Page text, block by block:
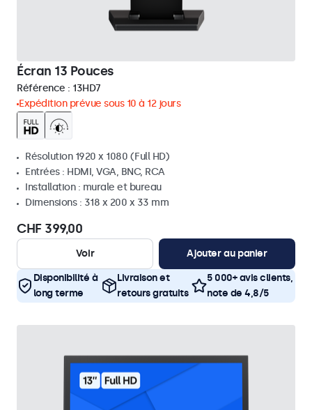
Écran 13 Pouces
Référence : 13HD7
Expédition prévue sous 10 à 12 jours
Résolution 1920 x 1080 (Full HD)
Entrées : HDMI, VGA, BNC, RCA
Installation : murale et bureau
Dimensions : 318 x 200 x 33 mm
CHF 399,00
Voir Ajouter au panier
Disponibilité à
long terme
Livraison et
retours gratuits
5 000+ avis clients,
note de 4,8/5